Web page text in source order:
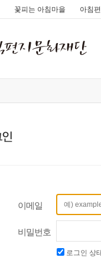
꽃피는 아침마을 아침
이메일
비밀번호
로그인 상